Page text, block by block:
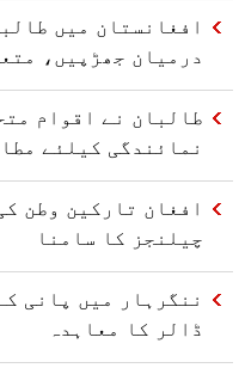
افغانستان میں
درمیان جھڑپیں،
طالبان نے اقوام
نمائندگی کیلئے
افغان تارکین وطن
چیلنجز کا سامنا
ننگرہار میں پانی
ڈالر کا معاہدہ